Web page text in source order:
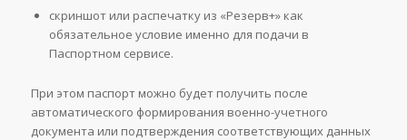
скриншот или распечатку из «Резерв+» как
обязательное условие именно для подачи в
Паспортном сервисе.
При этом паспорт можно будет получить после
автоматического формирования военно-учетного
документа или подтверждения соответствующих данных